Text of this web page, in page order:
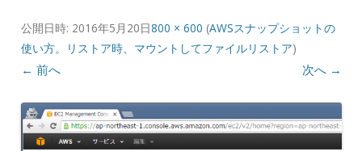
公開日時: 2016年5月20日800 × 600 (AWSスナップショットの
使い方。リストア時、マウントしてファイルリストア)
← 前へ 次へ →